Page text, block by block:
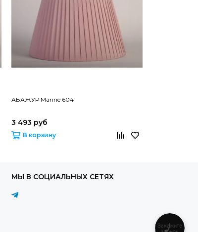
АБАЖУР Manne 604
3 493 руб
В корзину
МЫ В СОЦИАЛЬНЫХ СЕТЯХ
Закажите